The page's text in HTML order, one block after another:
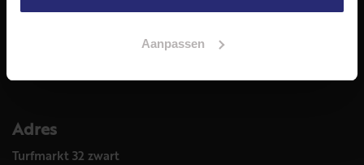
Aanpassen
Aankoop
Meer informatie over
Adres
Turfmarkt 32 zwart